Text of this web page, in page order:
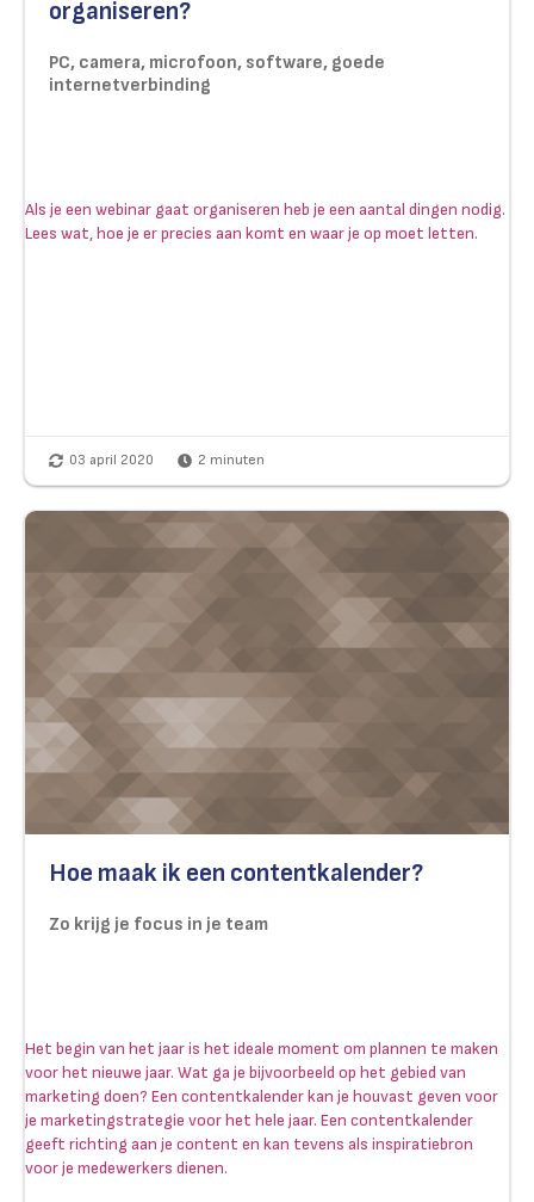
organiseren?
PC, camera, microfoon, software, goede
internetverbinding
Als je een webinar gaat organiseren heb je een aantal dingen nodig.
Lees wat, hoe je er precies aan komt en waar je op moet letten.
03 april 2020 2 minuten
Hoe maak ik een contentkalender?
Zo krijg je focus in je team
Het begin van het jaar is het ideale moment om plannen te maken
voor het nieuwe jaar. Wat ga je bijvoorbeeld op het gebied van
marketing doen? Een contentkalender kan je houvast geven voor
je marketingstrategie voor het hele jaar. Een contentkalender
geeft richting aan je content en kan tevens als inspiratiebron
voor je medewerkers dienen.